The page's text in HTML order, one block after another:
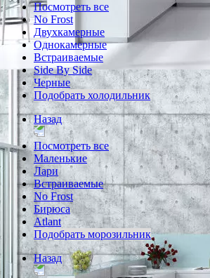
Посмотреть все
No Frost
Двухкамерные
Однокамерные
Встраиваемые
Side By Side
Черные
Подобрать холодильник
Назад
Посмотреть все
Маленькие
Лари
Встраиваемые
No Frost
Бирюса
Atlant
Подобрать морозильник
Назад